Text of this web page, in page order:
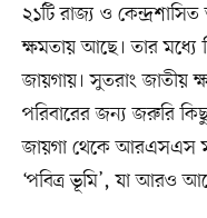
২১টি রাজ্য ও
ক্ষমতায় আছে। তার
জায়গায়। সুতরাং জাতীয়
পরিবারের জন্য জরুরি
জায়গা থেকে আরএসএস
‘পবিত্র ভূমি’, যা আরও